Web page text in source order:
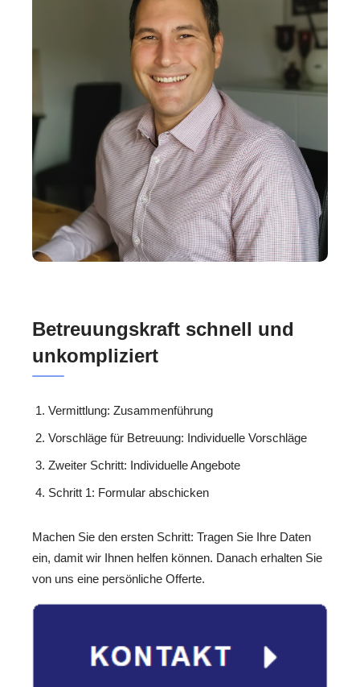
Betreuungskraft schnell und
unkompliziert
Vermittlung: Zusammenführung
Vorschläge für Betreuung: Individuelle Vorschläge
Zweiter Schritt: Individuelle Angebote
Schritt 1: Formular abschicken
Machen Sie den ersten Schritt: Tragen Sie Ihre Daten
ein, damit wir Ihnen helfen können. Danach erhalten Sie
von uns eine persönliche Offerte.